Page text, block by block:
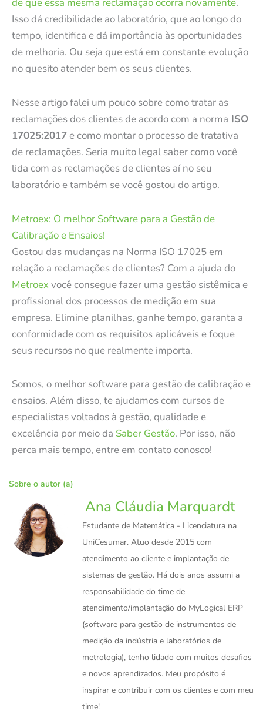
de que essa mesma reclamação ocorra novamente.
Isso dá credibilidade ao laboratório, que ao longo do
tempo, identifica e dá importância às oportunidades
de melhoria. Ou seja que está em constante evolução
no quesito atender bem os seus clientes.
Nesse artigo falei um pouco sobre como tratar as
reclamações dos clientes de acordo com a norma ISO
17025:2017 e como montar o processo de tratativa
de reclamações. Seria muito legal saber como você
lida com as reclamações de clientes aí no seu
laboratório e também se você gostou do artigo.
Metroex: O melhor Software para a Gestão de
Calibração e Ensaios!
Gostou das mudanças na Norma ISO 17025 em
relação a reclamações de clientes? Com a ajuda do
Metroex você consegue fazer uma gestão sistêmica e
profissional dos processos de medição em sua
empresa. Elimine planilhas, ganhe tempo, garanta a
conformidade com os requisitos aplicáveis e foque
seus recursos no que realmente importa.
Somos, o melhor software para gestão de calibração e
ensaios. Além disso, te ajudamos com cursos de
especialistas voltados à gestão, qualidade e
excelência por meio da Saber Gestão. Por isso, não
perca mais tempo, entre em contato conosco!
Sobre o autor (a)
Ana Cláudia Marquardt
Estudante de Matemática - Licenciatura na
UniCesumar. Atuo desde 2015 com
atendimento ao cliente e implantação de
sistemas de gestão. Há dois anos assumi a
responsabilidade do time de
atendimento/implantação do MyLogical ERP
(software para gestão de instrumentos de
medição da indústria e laboratórios de
metrologia), tenho lidado com muitos desafios
e novos aprendizados. Meu propósito é
inspirar e contribuir com os clientes e com meu
time!